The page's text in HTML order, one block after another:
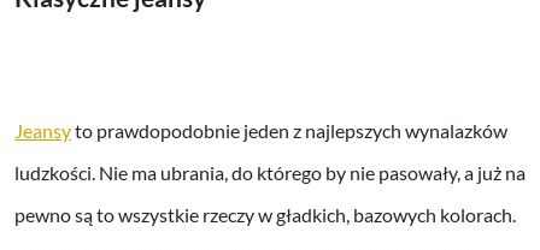
Jeansyto prawdopodobnie jeden z najlepszych wynalazków
ludzkości. Nie ma ubrania, do którego by nie pasowały, a już na
pewno są to wszystkie rzeczy w gładkich, bazowych kolorach.